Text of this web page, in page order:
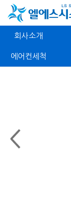
회사소개
에어컨세척